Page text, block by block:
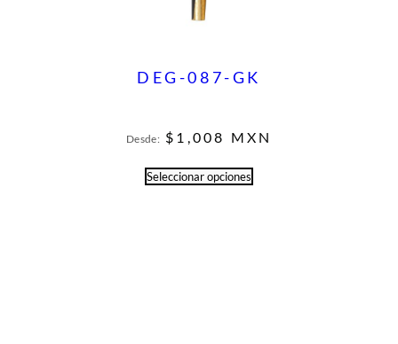
DEG-087-GK
Desde: $ 1,008 MXN
Seleccionar opciones